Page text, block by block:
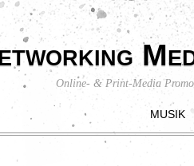
Online- & Print-Media
MUSIK